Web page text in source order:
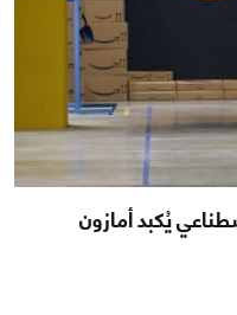
الاصطناعي يُكبد أمازون